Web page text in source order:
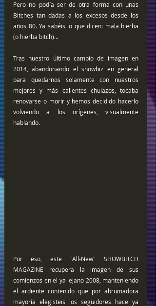
Pero no podía ser de otra forma con unas
Bitches tan dadas a los excesos desde los
años 80. Ya sabéis lo que dicen: mala hierba
(o hierba bitch)...
Tras nuestro último cambio de imagen en
2014, abandonando el showbiz en general
para quedarnos solamente con nuestros
mejores y más calientes chulazos, tocaba
renovarse o morir y hemos decidido hacerlo
volviendo a los orígenes, visualmente
hablando.
Por eso, este "All-New" SHOWBITCH
MAGAZINE recupera la imagen de sus
comienzos en el ya lejano 2008, manteniendo
el ardiente contenido que por abrumadora
mayoría elegisteis los seguidores hace ya